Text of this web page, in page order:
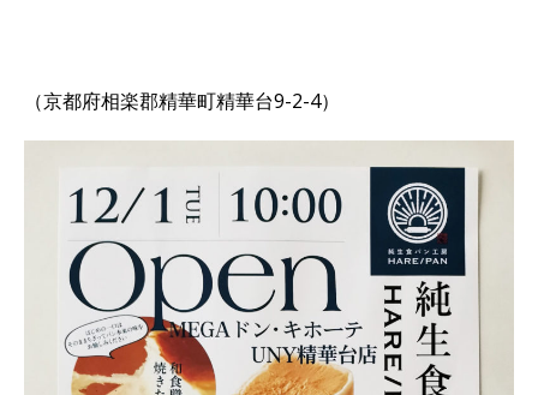
（京都府相楽郡精華町精華台9-2-4）